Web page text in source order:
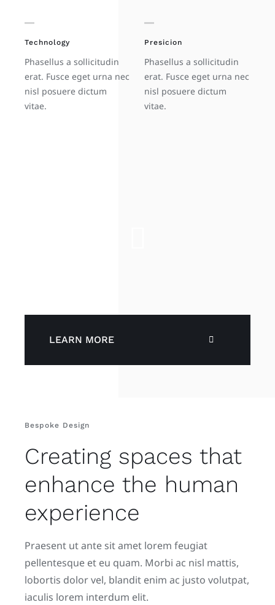
Technology
Phasellus a sollicitudin
erat. Fusce eget urna nec
nisl posuere dictum
vitae.
Presicion
Phasellus a sollicitudin
erat. Fusce eget urna nec
nisl posuere dictum
vitae.
LEARN MORE
Bespoke Design
Creating spaces that
enhance the human
experience
Praesent ut ante sit amet lorem feugiat
pellentesque et eu quam. Morbi ac nisl mattis,
lobortis dolor vel, blandit enim ac justo volutpat,
iaculis lorem interdum elit.